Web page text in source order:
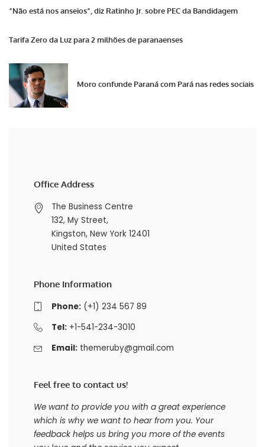
“Não está nos anseios”, diz Ratinho Jr. sobre PEC da Bandidagem
Tarifa Zero da Luz para 2 milhões de paranaenses
Moro confunde Paraná com Pará nas redes sociais
Office Address
The Business Centre
132, My Street,
Kingston, New York 12401
United States
Phone Information
Phone:(+1) 234 567 89
Tel:+1-541-234-3010
Email: themeruby@gmail.com
Feel free to contact us!
We want to provide you with a great experience
which is why we want to hear from you. Your
feedback helps us bring you more of the events